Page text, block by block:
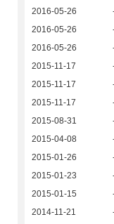
2016-05-26
2016-05-26
2016-05-26
2015-11-17
2015-11-17
2015-11-17
2015-08-31
2015-04-08
2015-01-26
2015-01-23
2015-01-15
2014-11-21